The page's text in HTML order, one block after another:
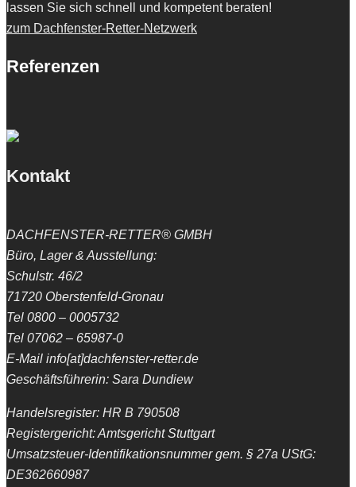
lassen Sie sich schnell und kompetent beraten!
zum Dachfenster-Retter-Netzwerk
Referenzen
Kontakt
DACHFENSTER-RETTER® GMBH
Büro, Lager & Ausstellung:
Schulstr. 46/2
71720 Oberstenfeld-Gronau
Tel 0800 – 0005732
Tel 07062 – 65987-0
E-Mail info[at]dachfenster-retter.de
Geschäftsführerin: Sara Dundiew
Handelsregister: HR B 790508
Registergericht: Amtsgericht Stuttgart
Umsatzsteuer-Identifikationsnummer gem. § 27a UStG:
DE362660987